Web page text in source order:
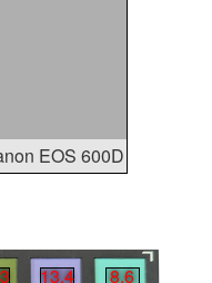
EOS 600D
13.4 8.6